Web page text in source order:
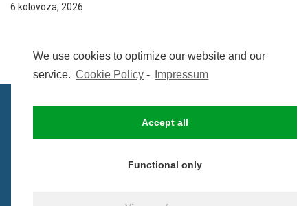
We use cookies to optimize our website and our
service. Cookie Policy - Impressum
Accept all
Functional only
6 kolovoza, 2026
UVIJETI KORIŠTENJA COOKIE POLICY (EU)